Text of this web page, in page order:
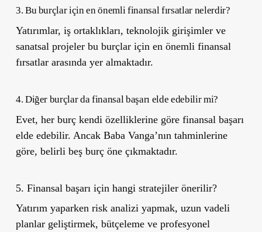
3. Bu burçlar için en önemli finansal fırsatlar nelerdir?
Yatırımlar, iş ortaklıkları, teknolojik girişimler ve
sanatsal projeler bu burçlar için en önemli finansal
fırsatlar arasında yer almaktadır.
4. Diğer burçlar da finansal başarı elde edebilir mi?
Evet, her burç kendi özelliklerine göre finansal başarı
elde edebilir. Ancak Baba Vanga’nın tahminlerine
göre, belirli beş burç öne çıkmaktadır.
5. Finansal başarı için hangi stratejiler önerilir?
Yatırım yaparken risk analizi yapmak, uzun vadeli
planlar geliştirmek, bütçeleme ve profesyonel